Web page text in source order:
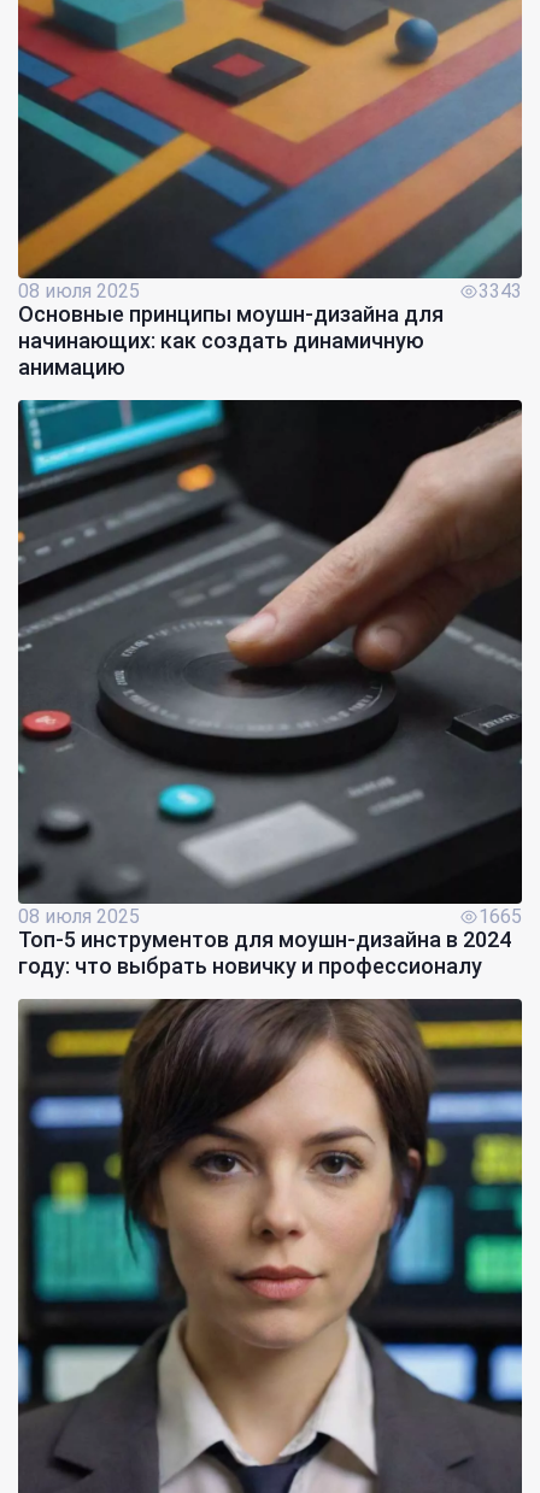
08 июля 2025 3343
Основные принципы моушн-дизайна для
начинающих: как создать динамичную
анимацию
08 июля 2025 1665
Топ-5 инструментов для моушн-дизайна в 2024
году: что выбрать новичку и профессионалу